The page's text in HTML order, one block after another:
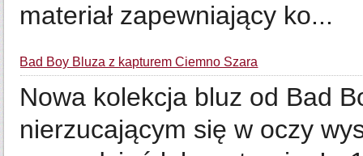
materiał zapewniający ko...
Bad Boy Bluza z kapturem Ciemno Szara
Nowa kolekcja bluz od Bad
nierzucającym się w oczy